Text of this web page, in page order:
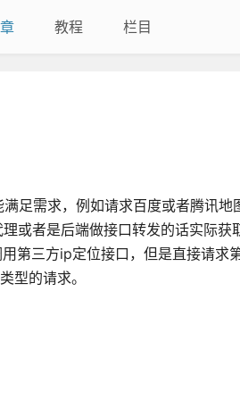
教程 栏目
足需求，例如请求百度或者腾讯
或者是后端做接口转发的话实际获
第三方ip定位接口，但是直接请求
型的请求。